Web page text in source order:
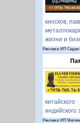
киосков,
жизни и
Реклама: ИП Седов
индийского
Реклама: ИП